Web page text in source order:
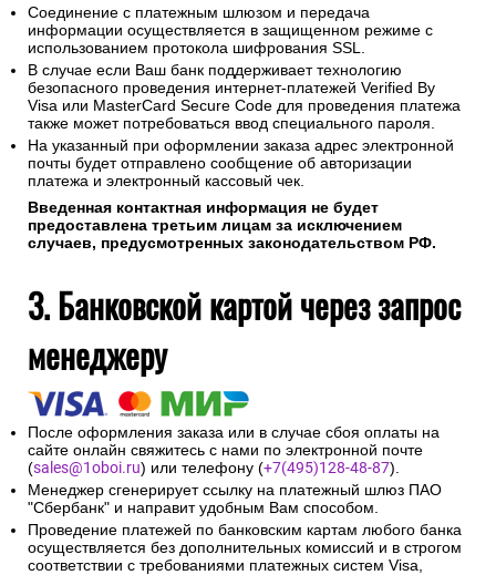
Соединение с платежным шлюзом и передача
информации осуществляется в защищенном режиме с
использованием протокола шифрования SSL.
В случае если Ваш банк поддерживает технологию
безопасного проведения интернет-платежей Verified By
Visa или MasterCard Secure Code для проведения платежа
также может потребоваться ввод специального пароля.
На указанный при оформлении заказа адрес электронной
почты будет отправлено сообщение об авторизации
платежа и электронный кассовый чек.
Введенная контактная информация не будет
предоставлена третьим лицам за исключением
случаев, предусмотренных законодательством РФ.
3. Банковской картой через запрос
менеджеру
После оформления заказа или в случае сбоя оплаты на
сайте онлайн свяжитесь с нами по электронной почте
(sales@1oboi.ru) или телефону (+7(495)128-48-87).
Менеджер сгенерирует ссылку на платежный шлюз ПАО
"Сбербанк" и направит удобным Вам способом.
Проведение платежей по банковским картам любого банка
осуществляется без дополнительных комиссий и в строгом
соответствии с требованиями платежных систем Visa,